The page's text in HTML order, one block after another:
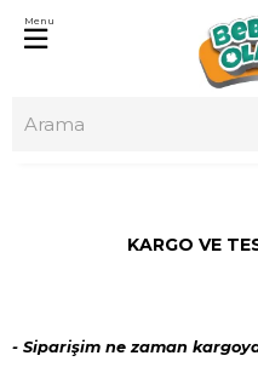
Menu
KARGO VE
- Siparişim ne zaman